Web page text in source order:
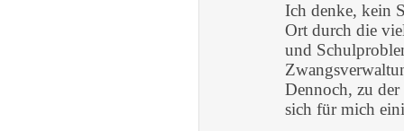
Ich denke, kein
Ort durch die
und
Dennoch, zu der
sich für mich